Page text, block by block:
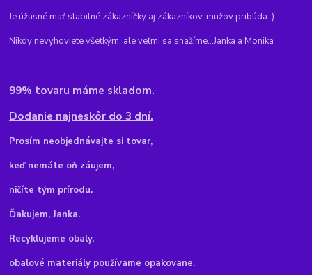
Je úžasné mať stabilné zákazníčky aj zákazníkov, mužov pribúda :)
Nikdy nevyhoviete všetkým, ale veľmi sa snažíme...Janka a Monika
99% tovaru máme skladom.
Dodanie najneskôr do 3 dní.
Prosím neobjednávajte si tovar,
keď nemáte oň záujem,
ničíte tým prírodu.
Ďakujem, Janka.
Recyklujeme obaly,
obalové materiály používame opakovane.